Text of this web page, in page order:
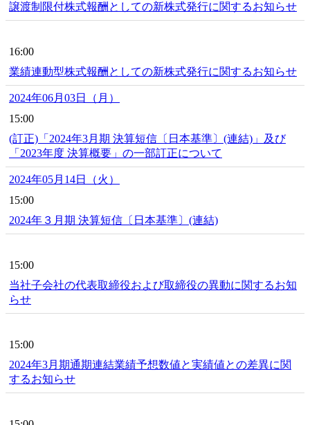
譲渡制限付株式報酬としての新株式発行に関するお知らせ
16:00
業績連動型株式報酬としての新株式発行に関するお知らせ
2024年06月03日（月）
15:00
(訂正)「2024年3月期 決算短信〔日本基準〕(連結)」及び
「2023年度 決算概要」の一部訂正について
2024年05月14日（火）
15:00
2024年３月期 決算短信〔日本基準〕(連結)
15:00
当社子会社の代表取締役および取締役の異動に関するお知
らせ
15:00
2024年3月期通期連結業績予想数値と実績値との差異に関
するお知らせ